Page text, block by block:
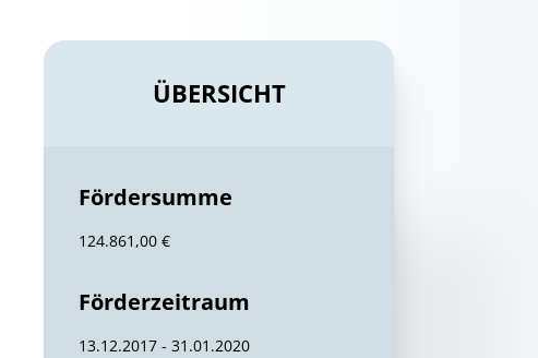
ÜBERSICHT
Fördersumme
124.861,00 €
Förderzeitraum
13.12.2017 - 31.01.2020